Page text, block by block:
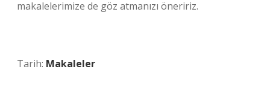
makalelerimize de göz atmanızı öneririz.
Tarih: Makaleler